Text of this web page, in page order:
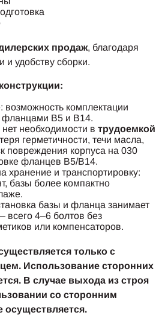
продаж, благодаря
и удобству сборки.
возможность комплектации
фланцами B5 и B14.
необходимости в трудоемкой
герметичности, течи масла,
повреждения корпуса на 030
фланцев B5/B14.
хранение и транспортировку:
базы более компактно
базы и фланца занимает
4–6 болтов без
или компенсаторов.
только с
Использование сторонних
В случае выхода из строя
со сторонним
осуществляется.